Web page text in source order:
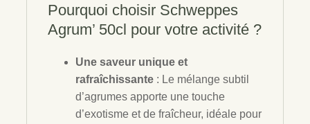
Pourquoi choisir Schweppes
Agrum’ 50cl pour votre activité ?
Une saveur unique et
rafraîchissante : Le mélange subtil
d’agrumes apporte une touche
d’exotisme et de fraîcheur, idéale pour